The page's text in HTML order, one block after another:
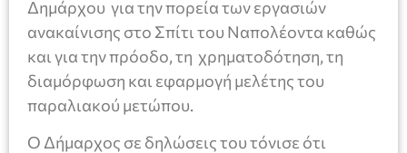
Δημάρχου για την πορεία των εργασιών
ανακαίνισης στο Σπίτι του Ναπολέοντα καθώς
και για την πρόοδο, τη χρηματοδότηση, τη
διαμόρφωση και εφαρμογή μελέτης του
παραλιακού μετώπου.
Ο Δήμαρχος σε δηλώσεις του τόνισε ότι